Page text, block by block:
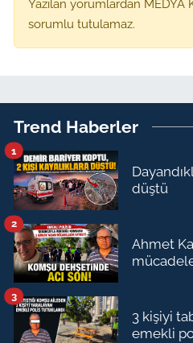
Yazılan yorumlardan MEDYA
sorumlu tutulamaz.
Trend Haberler
düştü
1
Ahmet
2
3 kişiyi
emekli
3